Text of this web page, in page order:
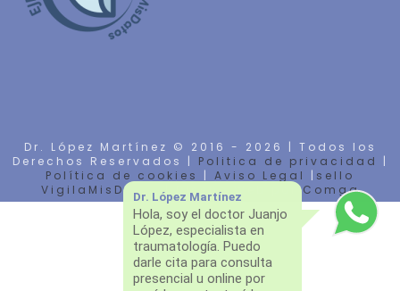
Dr. López Martínez © 2016 - 2026 | Todos los
Derechos Reservados | Politica de privacidad
|
Política de cookies
| Aviso Legal | sello
VigilaMisDatos | Diseño Web porComga
Dr. López Martínez
Hola, soy el doctor Juanjo
López, especialista en
traumatología. Puedo
darle cita para consulta
presencial u online por